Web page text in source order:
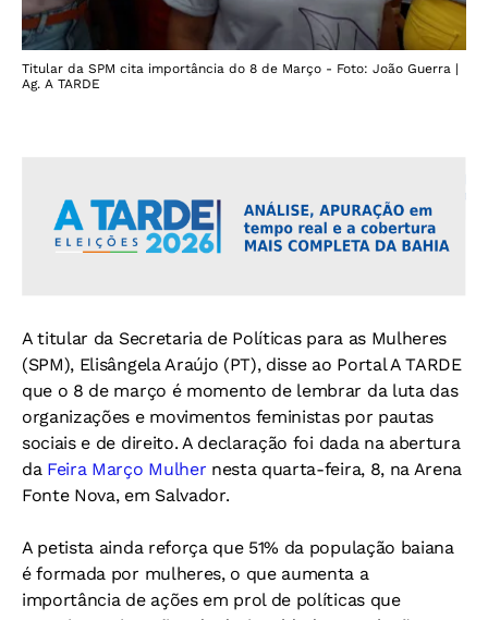
Titular da SPM cita importância do 8 de Março - Foto: João Guerra |
Ag. A TARDE
A titular da Secretaria de Políticas para as Mulheres
(SPM), Elisângela Araújo (PT), disse ao Portal A TARDE
que o 8 de março é momento de lembrar da luta das
organizações e movimentos feministas por pautas
sociais e de direito. A declaração foi dada na abertura
daFeira Março Mulher nesta quarta-feira, 8, na Arena
Fonte Nova, em Salvador.
A petista ainda reforça que 51% da população baiana
é formada por mulheres, o que aumenta a
importância de ações em prol de políticas que